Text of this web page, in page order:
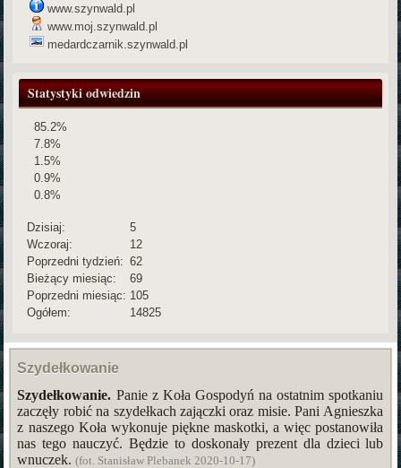
www.szynwald.pl
www.moj.szynwald.pl
medardczarnik.szynwald.pl
Statystyki odwiedzin
85.2%
7.8%
1.5%
0.9%
0.8%
Dzisiaj:
5
Wczoraj:
12
Poprzedni tydzień: 62
Bieżący miesiąc:
69
Poprzedni miesiąc: 105
Ogółem:
14825
Szydełkowanie
Szydełkowanie. Panie z Koła Gospodyń na ostatnim spotkaniu
zaczęły robić na szydełkach zajączki oraz misie. Pani Agnieszka
z naszego Koła wykonuje piękne maskotki, a więc postanowiła
nas tego nauczyć. Będzie to doskonały prezent dla dzieci lub
wnuczek.(fot. Stanisław Plebanek 2020-10-17)